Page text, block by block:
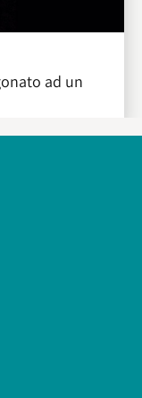
ad un